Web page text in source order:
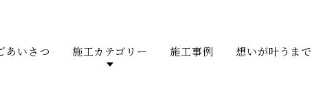
あいさつ 施工カテゴリー 施工事例 想いが叶うまで